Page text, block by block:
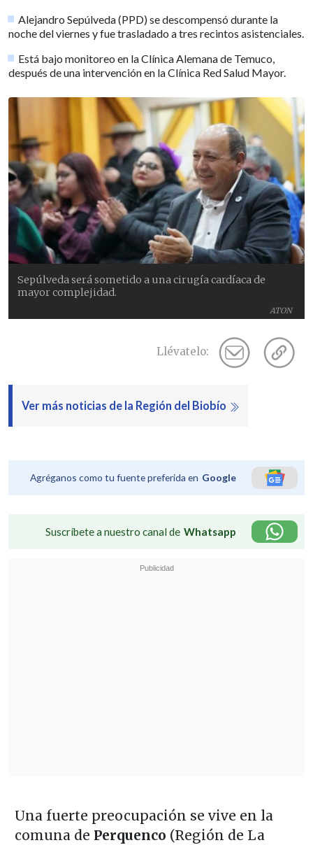
Alejandro Sepúlveda (PPD) se descompensó durante la
noche del viernes y fue trasladado a tres recintos asistenciales.
Está bajo monitoreo en la Clínica Alemana de Temuco,
después de una intervención en la Clínica Red Salud Mayor.
ATON
Sepúlveda será sometido a una cirugía cardíaca de
mayor complejidad.
Llévatelo:
Ver más noticias de la Región del Biobío
Agréganos como tu fuente preferida en Google
Suscríbete a nuestro canal de Whatsapp
Una fuerte preocupación se vive en la
comuna de Perquenco (Región de La